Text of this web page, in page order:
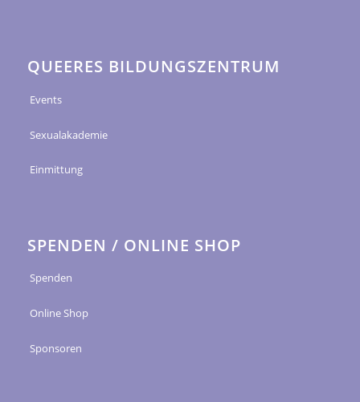
QUEERES BILDUNGSZENTRUM
Events
Sexualakademie
Einmittung
SPENDEN / ONLINE SHOP
Spenden
Online Shop
Sponsoren